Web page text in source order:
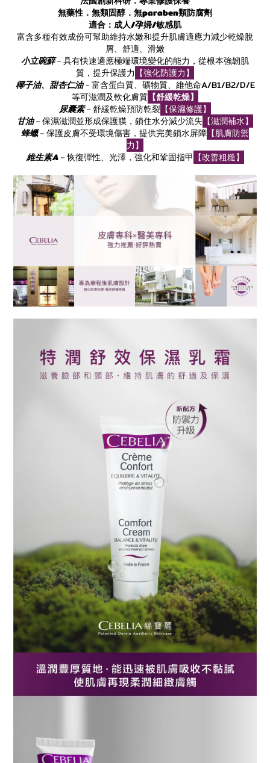
無藥性．無類固醇．無paraben類防腐劑
適合：成人/孕婦/敏感肌
富含多種有效成份可幫助維持水嫩和提升肌膚適應力減少乾燥脫
屑、舒適、滑嫩
小立碗蘚－具有快速適應極端環境變化的能力，從根本強韌肌
質，提升保護力 【強化防護力】
椰子油、甜杏仁油－富含蛋白質、礦物質、維他命A/B1/B2/D/E
等可滋潤及軟化膚質 【舒緩乾燥】
尿囊素－舒緩乾燥預防乾裂 【保濕修護】
甘油－保濕滋潤並形成保護膜，鎖住水分減少流失 【滋潤補水】
蜂蠟－保護皮膚不受環境傷害，提供完美鎖水屏障 【肌膚防禦
力】
維生素A－恢復彈性、光澤，強化和鞏固指甲 【改善粗糙】